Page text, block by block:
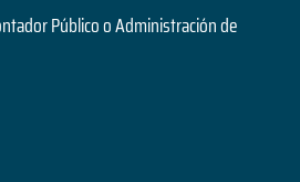
Público o Administración de